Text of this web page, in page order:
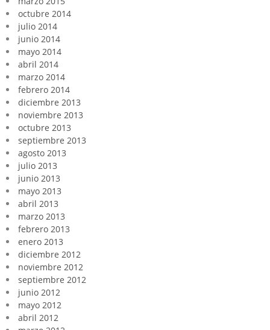
octubre 2014
julio 2014
junio 2014
mayo 2014
abril 2014
marzo 2014
febrero 2014
diciembre 2013
noviembre 2013
octubre 2013
septiembre 2013
agosto 2013
julio 2013
junio 2013
mayo 2013
abril 2013
marzo 2013
febrero 2013
enero 2013
diciembre 2012
noviembre 2012
septiembre 2012
junio 2012
mayo 2012
abril 2012